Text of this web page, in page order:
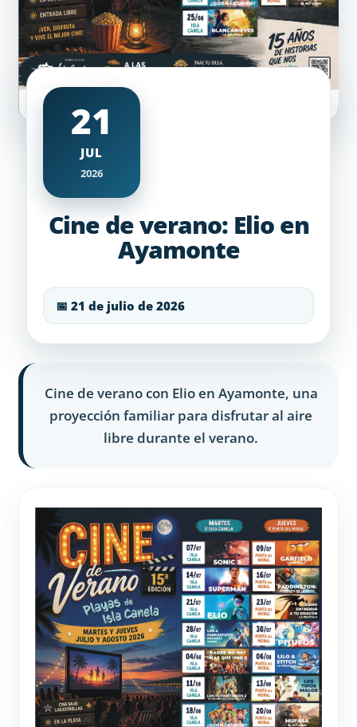
21
JUL
2026
Cine de verano: Elio en
Ayamonte
📅 21 de julio de 2026
Cine de verano con Elio en Ayamonte, una
proyección familiar para disfrutar al aire
libre durante el verano.